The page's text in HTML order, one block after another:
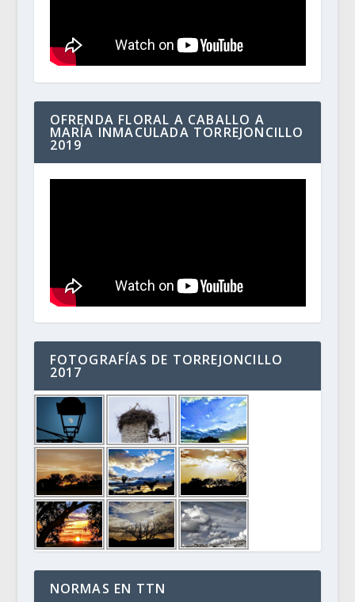
OFRENDA FLORAL A CABALLO A
MARÍA INMACULADA TORREJONCILLO
2019
FOTOGRAFÍAS DE TORREJONCILLO
2017
NORMAS EN TTN